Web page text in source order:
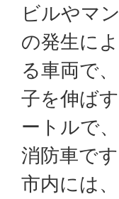
ビルやマ
の発生に
る車両で
子を伸ば
ートルで
消防車です
市内には